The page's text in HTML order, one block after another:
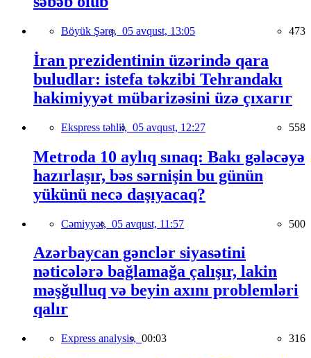
Böyük Şərq, 05 avqust, 13:05 473
İran prezidentinin üzərində qara
buludlar: istefa təkzibi Tehrandakı
hakimiyyət mübarizəsini üzə çıxarır
Ekspress təhlil, 05 avqust, 12:27 558
Metroda 10 aylıq sınaq: Bakı gələcəyə
hazırlaşır, bəs sərnişin bu günün
yükünü necə daşıyacaq?
Cəmiyyət, 05 avqust, 11:57 500
Azərbaycan gənclər siyasətini
nəticələrə bağlamağa çalışır, lakin
məşğulluq və beyin axını problemləri
qalır
Express analysis, 00:03 316